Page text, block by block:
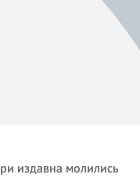
издавна молились